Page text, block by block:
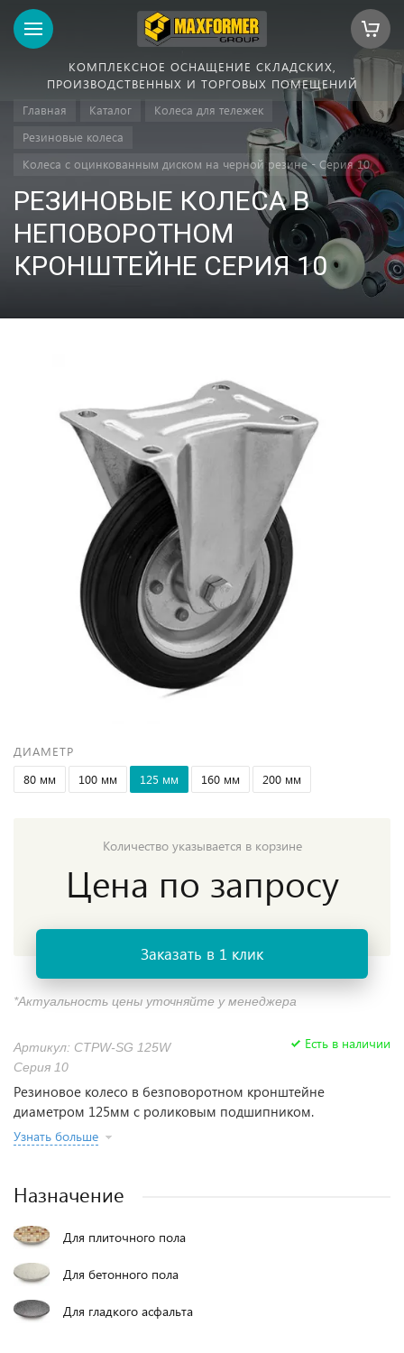
КОМПЛЕКСНОЕ ОСНАЩЕНИЕ СКЛАДСКИХ,
ПРОИЗВОДСТВЕННЫХ И ТОРГОВЫХ ПОМЕЩЕНИЙ
Главная
Каталог
Колеса для тележек
Резиновые колеса
Колеса с оцинкованным диском на черной резине - Серия 10
РЕЗИНОВЫЕ КОЛЕСА В
НЕПОВОРОТНОМ
КРОНШТЕЙНЕ СЕРИЯ 10
Артикул: CTPW-SG 125W
Серия 10
Есть в наличии
Резиновое колесо в безповоротном кронштейне
диаметром 125мм с роликовым подшипником.
Узнать больше
ДИАМЕТР
80 мм
100 мм 125 мм 160 мм 200 мм
Количество указывается в корзине
Цена по запросу
Заказать в 1 клик
*Актуальность цены уточняйте у менеджера
Назначение
Для плиточного пола
Для бетонного пола
Для гладкого асфальта